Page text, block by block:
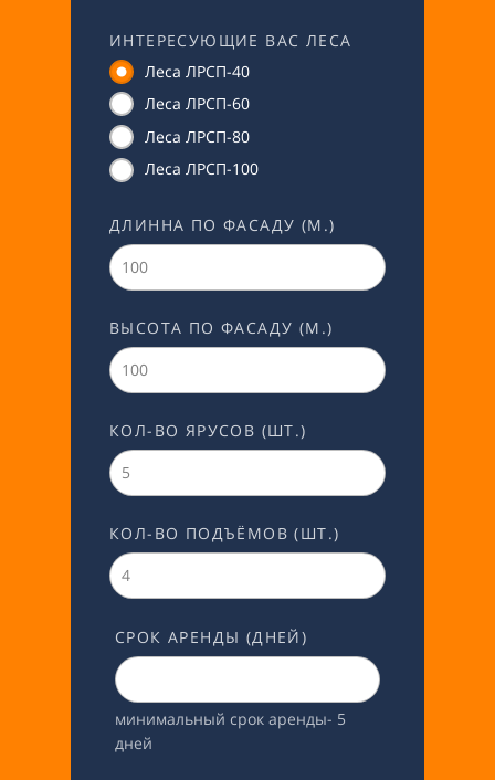
ИНТЕРЕСУЮЩИЕ ВАС ЛЕСА
Леса ЛРСП-40
Леса ЛРСП-60
Леса ЛРСП-80
Леса ЛРСП-100
ДЛИННА ПО ФАСАДУ (М.)
ВЫСОТА ПО ФАСАДУ (М.)
КОЛ-ВО ЯРУСОВ (ШТ.)
КОЛ-ВО ПОДЪЁМОВ (ШТ.)
СРОК АРЕНДЫ (ДНЕЙ)
минимальный срок аренды- 5
дней